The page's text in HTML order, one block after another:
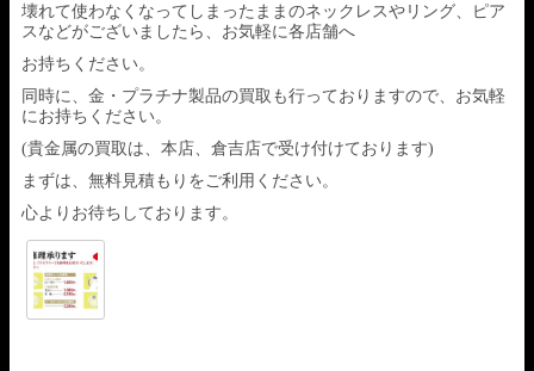
壊れて使わなくなってしまったままのネックレスやリング、ピア
スなどがございましたら、お気軽に各店舗へ
お持ちください。
同時に、金・プラチナ製品の買取も行っておりますので、お気軽
にお持ちください。
(貴金属の買取は、本店、倉吉店で受け付けております)
まずは、無料見積もりをご利用ください。
心よりお待ちしております。